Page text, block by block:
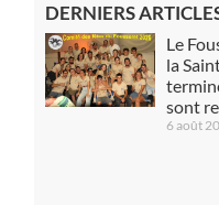
DERNIERS
Le
la
sont
6 août